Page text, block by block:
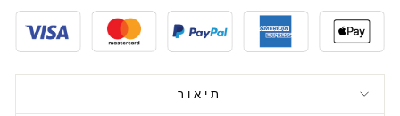
תיאור